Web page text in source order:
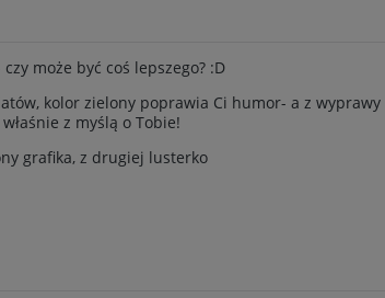
może być coś lepszego? :D
kolor zielony poprawia Ci humor- a z
z myślą o Tobie!
grafika, z drugiej lusterko